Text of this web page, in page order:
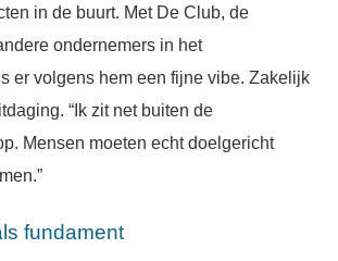
in de buurt. Met De Club, de
ondernemers in het
er volgens hem een fijne vibe. Zakelijk
“Ik zit net buiten de
Mensen moeten echt doelgericht
fundament